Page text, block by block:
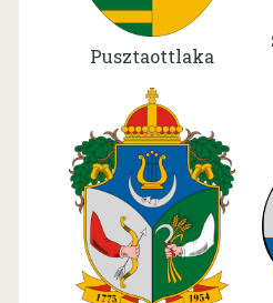
Pusztaottlaka